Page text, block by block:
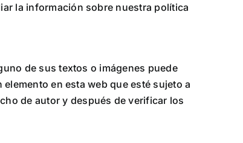
la información sobre nuestra política
de sus textos o imágenes puede
en esta web que esté sujeto a
de autor y después de verificar los